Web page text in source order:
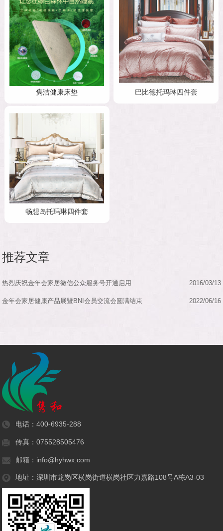
隽洁健康床垫 巴比德托玛琳四件套
畅想岛托玛琳四件套
推荐文章
热烈庆祝金年会家居微信公众服务号开通启用 2016/03/13
金年会家居健康产品展暨BNI会员交流会圆满结束 2022/06/16
电话：400-6935-288
传真：075528505476
邮箱：info@hyhwx.com
地址：深圳市龙岗区横岗街道横岗社区力嘉路108号A栋A3-03